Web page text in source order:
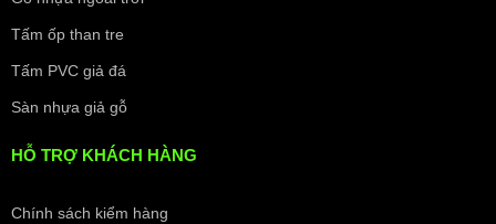
Tấm ốp than tre
Tấm PVC giả đá
Sàn nhựa giả gỗ
HỖ TRỢ KHÁCH HÀNG
Chính sách kiểm hàng